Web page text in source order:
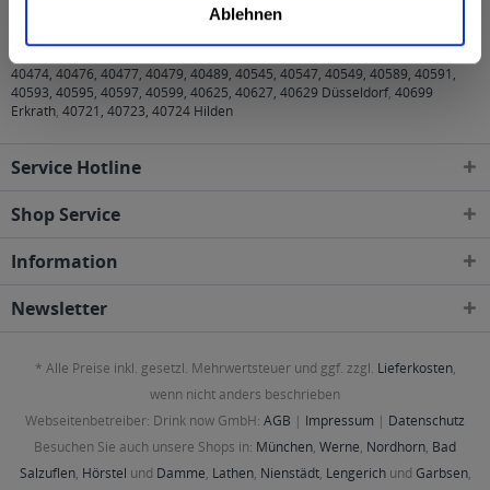
Ablehnen
40474, 40476, 40477, 40479, 40489, 40545, 40547, 40549, 40589, 40591,
40593, 40595, 40597, 40599, 40625, 40627, 40629 Düsseldorf, 40699
Erkrath, 40721, 40723, 40724 Hilden
Service Hotline
Shop Service
Information
Newsletter
* Alle Preise inkl. gesetzl. Mehrwertsteuer und ggf. zzgl. Lieferkosten,
wenn nicht anders beschrieben
Webseitenbetreiber: Drink now GmbH: AGB | Impressum | Datenschutz
Besuchen Sie auch unsere Shops in: München, Werne, Nordhorn, Bad
Salzuflen, Hörstel und Damme, Lathen, Nienstädt, Lengerichund Garbsen,